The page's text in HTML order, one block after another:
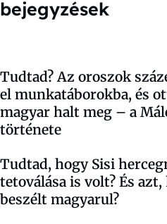
bejegyzések
Tudtad? Az oroszok
el munkatáborokba, és
magyar halt meg – a
története
Tudtad, hogy Sisi
tetoválása is volt? És
beszélt magyarul?